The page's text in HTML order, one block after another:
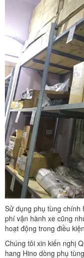
Sử dụng phụ tùng chính
phí vận hành xe cũng
hoạt động trong điều
Chúng tôi xin kiến nghị
hang Hino dòng phụ